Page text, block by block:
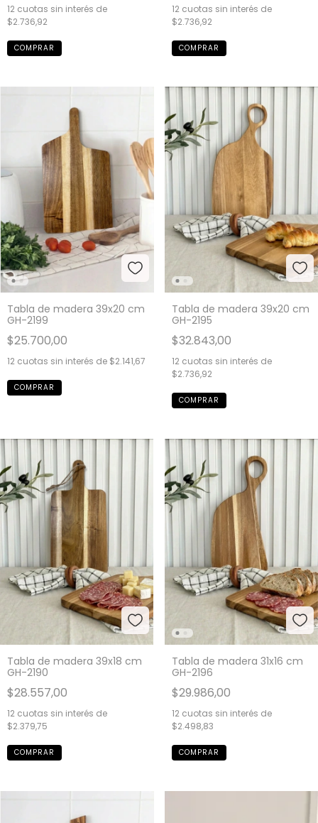
12 cuotas sin interés de
$2.736,92
12 cuotas sin interés de
$2.736,92
Tabla de madera 39x20 cm
GH-2199
$25.700,00
12 cuotas sin interés de $2.141,67
Tabla de madera 39x20 cm
GH-2195
$32.843,00
12 cuotas sin interés de
$2.736,92
Tabla de madera 39x18 cm
GH-2190
$28.557,00
12 cuotas sin interés de
$2.379,75
Tabla de madera 31x16 cm
GH-2196
$29.986,00
12 cuotas sin interés de
$2.498,83